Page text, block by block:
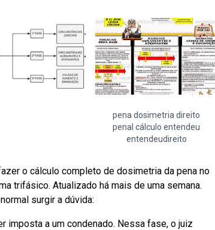
pena dosimetria direito
penal cálculo entendeu
entendeudireito
o cálculo completo de dosimetria da pena no
trifásico. Atualizado há mais de uma semana.
surgir a dúvida:
imposta a um condenado. Nessa fase, o juiz